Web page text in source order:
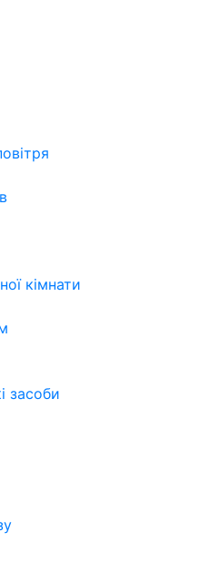
кімнати
засоби